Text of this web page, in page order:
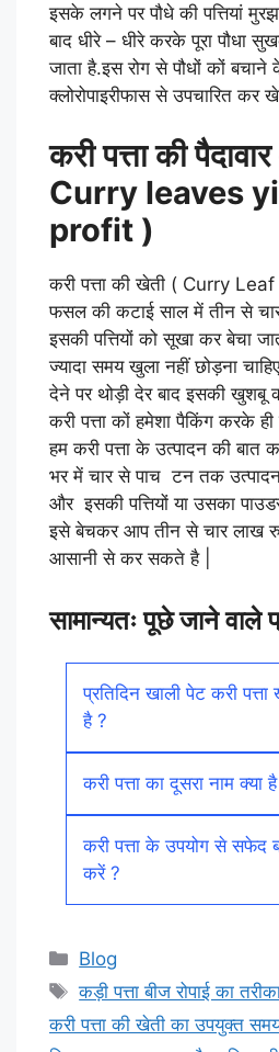
इसके लगने पर पौधे की पत्तियां
बाद धीरे – धीरे करके पूरा पौधा
जाता है.इस रोग से पौधों कों बचाने
क्लोरोपाइरीफास से उपचारित कर
करी पत्ता की
Curry leaves
profit )
करी पत्ता की खेती ( Curry
फसल की कटाई साल में तीन से
इसकी पत्तियों को सूखा कर बेचा
ज्यादा समय खुला नहीं छोड़ना
देने पर थोड़ी देर बाद इसकी खुशबू
करी पत्ता कों हमेशा पैकिंग करके
हम करी पत्ता के उत्पादन की
भर में चार से पाच टन तक उत्पादन
और इसकी पत्तियों या उसका
इसे बेचकर आप तीन से चार लाख
आसानी से कर सकते है |
सामान्यतः पूछे जाने वाले
प्रतिदिन खाली पेट करी पत्ता
है ?
करी पत्ता का दूसरा नाम क्या
करी पत्ता के उपयोग से सफेद
करें ?
Categories
Blog
Tags
कड़ी पत्ता बीज रोपाई का
करी पत्ता की खेती का उपयुक्त